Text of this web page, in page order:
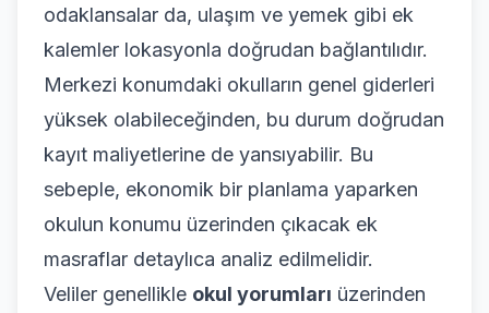
odaklansalar da, ulaşım ve yemek gibi ek
kalemler lokasyonla doğrudan bağlantılıdır.
Merkezi konumdaki okulların genel giderleri
yüksek olabileceğinden, bu durum doğrudan
kayıt maliyetlerine de yansıyabilir. Bu
sebeple, ekonomik bir planlama yaparken
okulun konumu üzerinden çıkacak ek
masraflar detaylıca analiz edilmelidir.
Veliler genellikle okul yorumları üzerinden